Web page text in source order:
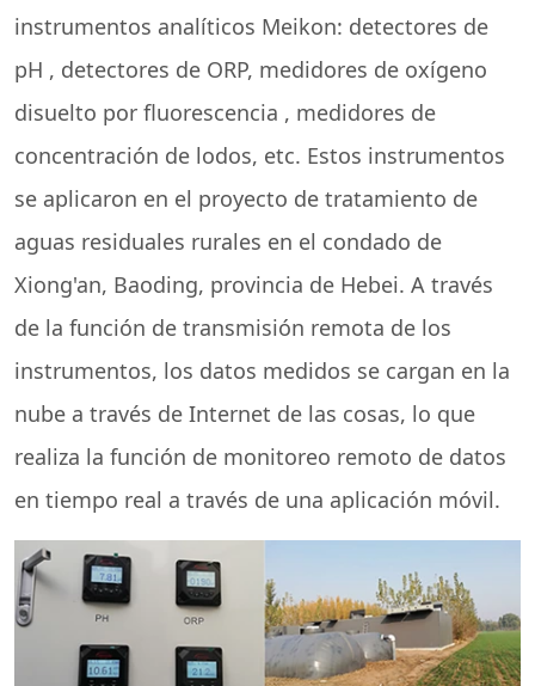
instrumentos analíticos Meikon: detectores de
pH , detectores de ORP, medidores de oxígeno
disuelto por fluorescencia , medidores de
concentración de lodos, etc. Estos instrumentos
se aplicaron en el proyecto de tratamiento de
aguas residuales rurales en el condado de
Xiong'an, Baoding, provincia de Hebei. A través
de la función de transmisión remota de los
instrumentos, los datos medidos se cargan en la
nube a través de Internet de las cosas, lo que
realiza la función de monitoreo remoto de datos
en tiempo real a través de una aplicación móvil.